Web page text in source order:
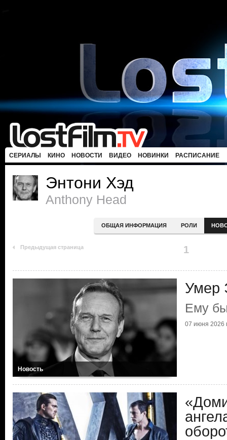
СЕРИАЛЫ КИНО НОВОСТИ ВИДЕО НОВИНКИ РАСПИСАНИЕ
Энтони Хэд
Anthony Head
ОБЩАЯ ИНФОРМАЦИЯ РОЛИ
Предыдущая страница 1
Новость
Умер
Ему
07 июня 2026